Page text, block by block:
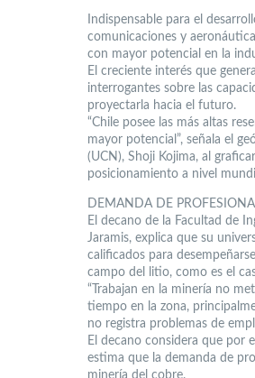
Indispensable para el
comunicaciones y
con mayor potencial en la
El creciente interés que
interrogantes sobre las
proyectarla hacia el futuro.
“Chile posee las más altas
mayor potencial”, señala el
(UCN), Shoji Kojima, al
posicionamiento a nivel
DEMANDA DE
El decano de la Facultad de
Jaramis, explica que su
calificados para
campo del litio, como es el
“Trabajan en la minería no
tiempo en la zona,
no registra problemas de
El decano considera que por
estima que la demanda de
minería del cobre.